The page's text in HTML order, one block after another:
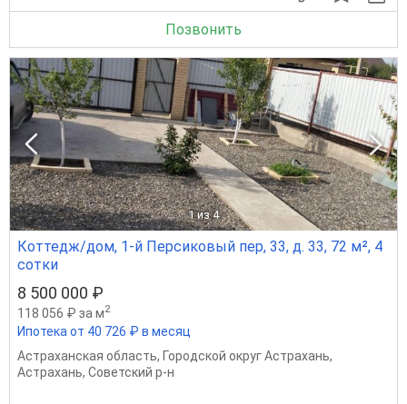
Позвонить
1 из 4
Коттедж/дом, 1-й Персиковый пер, 33, д. 33, 72 м², 4
сотки
8 500 000 ₽
118 056 ₽ за м2
Ипотека от 40 726 ₽ в месяц
Астраханская область, Городской округ Астрахань,
Астрахань, Советский р-н